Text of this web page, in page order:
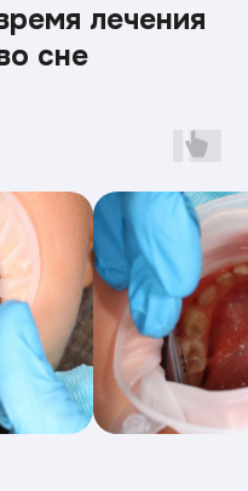
лечения
сне